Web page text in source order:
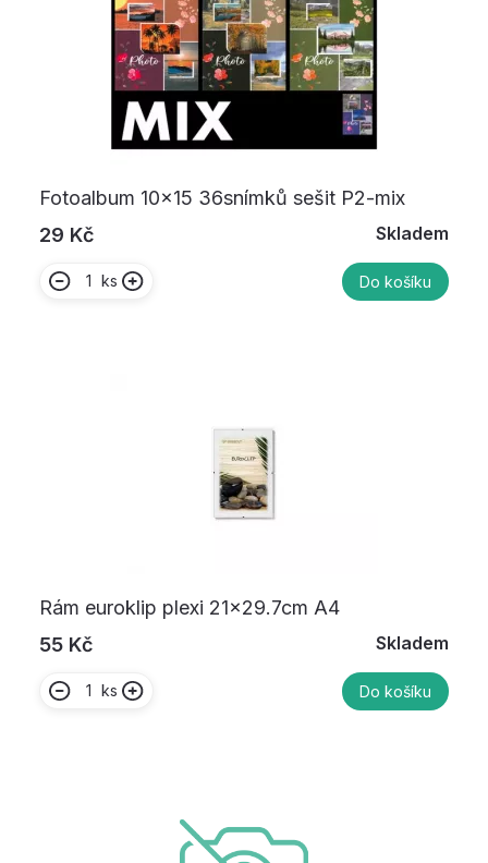
Fotoalbum 10x15 36snímků sešit P2-mix
29 Kč
Skladem
ks Do košíku
Rám euroklip plexi 21x29.7cm A4
55 Kč
Skladem
ks Do košíku